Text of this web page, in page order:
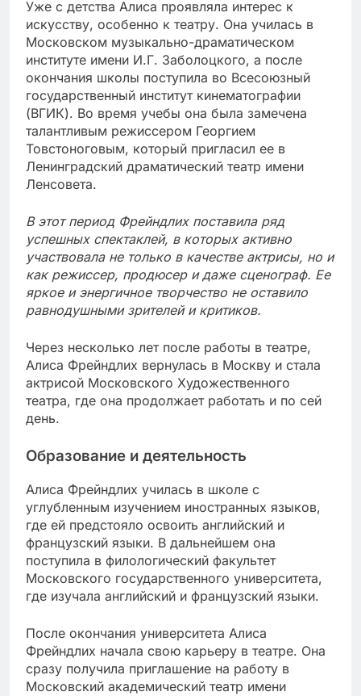
Уже с детства Алиса проявляла интерес к
искусству, особенно к театру. Она училась в
Московском музыкально-драматическом
институте имени И.Г. Заболоцкого, а после
окончания школы поступила во Всесоюзный
государственный институт кинематографии
(ВГИК). Во время учебы она была замечена
талантливым режиссером Георгием
Товстоноговым, который пригласил ее в
Ленинградский драматический театр имени
Ленсовета.
В этот период Фрейндлих поставила ряд
успешных спектаклей, в которых активно
участвовала не только в качестве актрисы, но и
как режиссер, продюсер и даже сценограф. Ее
яркое и энергичное творчество не оставило
равнодушными зрителей и критиков.
Через несколько лет после работы в театре,
Алиса Фрейндлих вернулась в Москву и стала
актрисой Московского Художественного
театра, где она продолжает работать и по сей
день.
Образование и деятельность
Алиса Фрейндлих училась в школе с
углубленным изучением иностранных языков,
где ей предстояло освоить английский и
французский языки. В дальнейшем она
поступила в филологический факультет
Московского государственного университета,
где изучала английский и французский языки.
После окончания университета Алиса
Фрейндлих начала свою карьеру в театре. Она
сразу получила приглашение на работу в
Московский академический театр имени